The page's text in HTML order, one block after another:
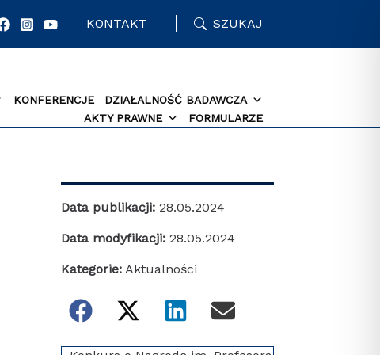
KONTAKT SZUKAJ
KONFERENCJE
DZIAŁALNOŚĆ BADAWCZA
AKTY PRAWNE
FORMULARZE
Data publikacji: 28.05.2024
Data modyfikacji: 28.05.2024
Kategorie: Aktualności